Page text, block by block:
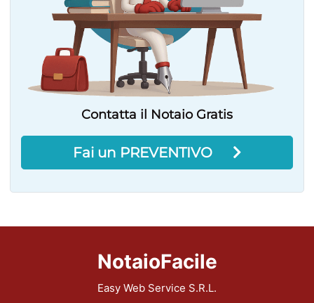
Contatta il Notaio Gratis
Fai un PREVENTIVO
NotaioFacile
Easy Web Service S.R.L.